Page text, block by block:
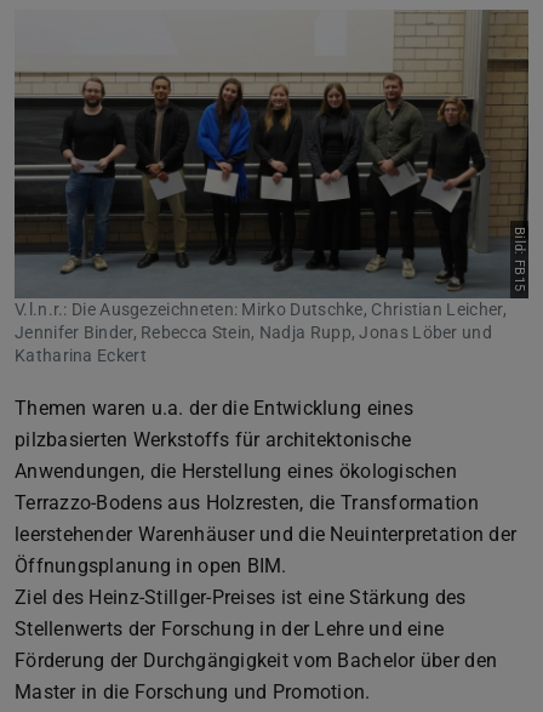
Bild: FB15
V.l.n.r.: Die Ausgezeichneten: Mirko Dutschke, Christian Leicher,
Jennifer Binder, Rebecca Stein, Nadja Rupp, Jonas Löber und
Katharina Eckert
Themen waren u.a. der die Entwicklung eines
pilzbasierten Werkstoffs für architektonische
Anwendungen, die Herstellung eines ökologischen
Terrazzo-Bodens aus Holzresten, die Transformation
leerstehender Warenhäuser und die Neuinterpretation der
Öffnungsplanung in open BIM.
Ziel des Heinz-Stillger-Preises ist eine Stärkung des
Stellenwerts der Forschung in der Lehre und eine
Förderung der Durchgängigkeit vom Bachelor über den
Master in die Forschung und Promotion.